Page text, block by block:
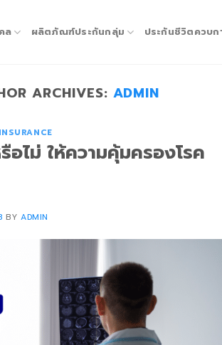
ล ผลิตภัณฑ์ประกันกลุ่ม ประกันชีวิตควบ
ARCHIVES: ADMIN
อไม่ ให้ความคุ้มครองโรค
BYADMIN